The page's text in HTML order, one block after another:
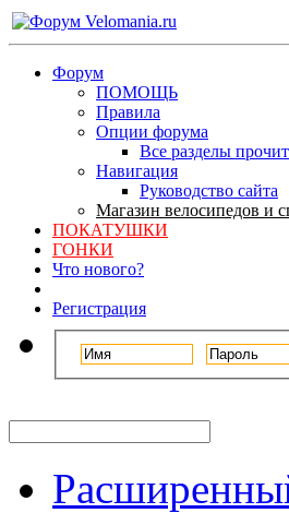
Форум
ПОМОЩЬ
Правила
Опции форума
Все разделы
Навигация
Руководство сайта
Магазин велосипедов и
ПОКАТУШКИ
ГОНКИ
Что нового?
Регистрация